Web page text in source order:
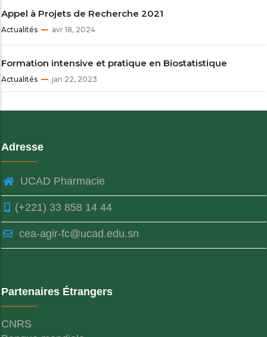
Appel à Projets de Recherche 2021
Actualités avr 18, 2024
Formation intensive et pratique en Biostatistique
Actualités jan 22, 2023
Adresse
UCAD Pharmacie
(+221) 33 858 14 44
cea-agir-fc@ucad.edu.sn
Partenaires Étrangers
CNRS